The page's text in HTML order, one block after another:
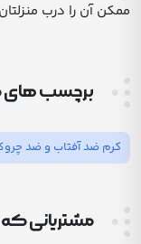
ممکن آن را درب
برچسب
کرم ضد آفتاب و ضد
مشتریانی که